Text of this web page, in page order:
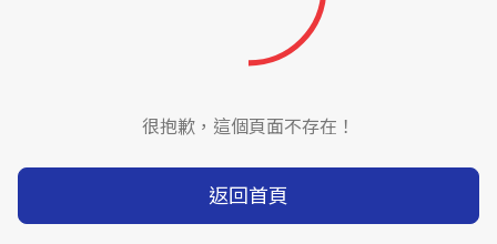
很抱歉，這個頁面不存在！
返回首頁